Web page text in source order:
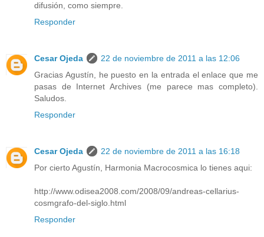
difusión, como siempre.
Responder
Cesar Ojeda
22 de noviembre de 2011 a las 12:06
Gracias Agustín, he puesto en la entrada el enlace que me
pasas de Internet Archives (me parece mas completo).
Saludos.
Responder
Cesar Ojeda
22 de noviembre de 2011 a las 16:18
Por cierto Agustín, Harmonia Macrocosmica lo tienes aqui:
http://www.odisea2008.com/2008/09/andreas-cellarius-
cosmgrafo-del-siglo.html
Responder